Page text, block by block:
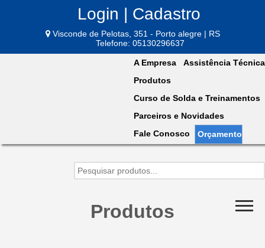
Login | Cadastro
Visconde de Pelotas, 351 - Porto alegre | RS
Telefone: 05130296637
A Empresa
Assistência Técnica
Produtos
Curso de Solda e Treinamentos
Parceiros e Novidades
Fale Conosco
Orçamento
Produtos